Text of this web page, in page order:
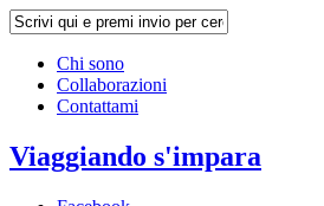
Chi sono
Collaborazioni
Contattami
Viaggiando s'impara